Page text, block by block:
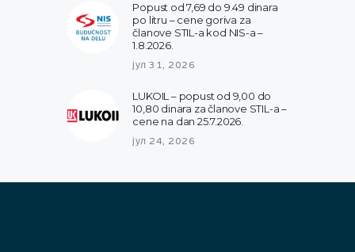
Popust od 7,69 do 9.49 dinara
po litru – cene goriva za
članove STIL-a kod NIS-a –
1.8.2026.
јул 31, 2026
LUKOIL – popust od 9,00 do
10,80 dinara za članove STIL-a –
cene na dan 25.7.2026.
јул 24, 2026